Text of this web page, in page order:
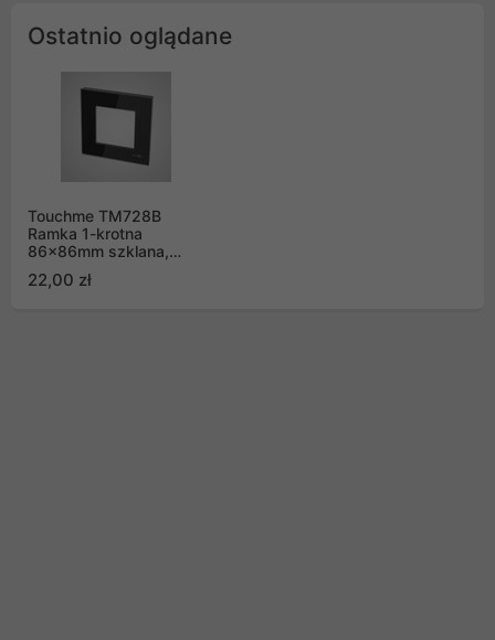
Ostatnio oglądane
Touchme TM728B
Ramka 1-krotna
86x86mm szklana,
22,00 zł